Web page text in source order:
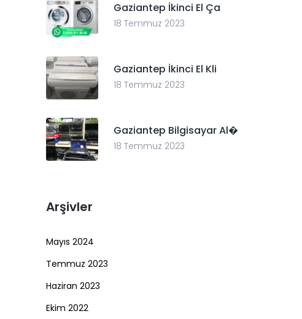
Gaziantep İkinci El Ça
18 Temmuz 2023
Gaziantep İkinci El Kli
18 Temmuz 2023
Gaziantep Bilgisayar Al�
18 Temmuz 2023
Arşivler
Mayıs 2024
Temmuz 2023
Haziran 2023
Ekim 2022